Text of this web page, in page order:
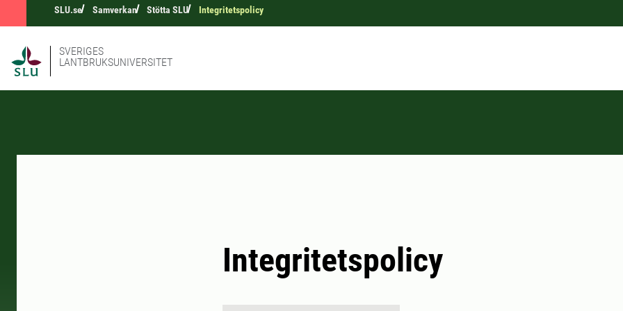
SLU.se Samverkan Stötta SLU Integritetspolicy
SVERIGES
LANTBRUKSUNIVERSITET
Integritetspolicy